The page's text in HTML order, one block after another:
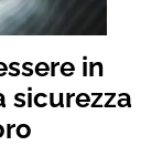
in
sicurezza